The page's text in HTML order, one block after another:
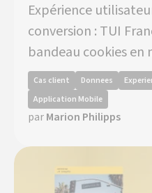
Expérience
conversion : TUI
bandeau cookies en
avec Axeptio
Cas client Donnees
Application Mobile
parMarion Philipps